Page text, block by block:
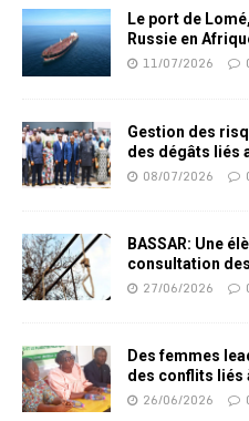
Le port de
Russie en
11/07/2026
Gestion des
des dégâts liés
08/07/2026
BASSAR: Une
consultation
27/06/2026
Des femmes
des conflits liés
26/06/2026